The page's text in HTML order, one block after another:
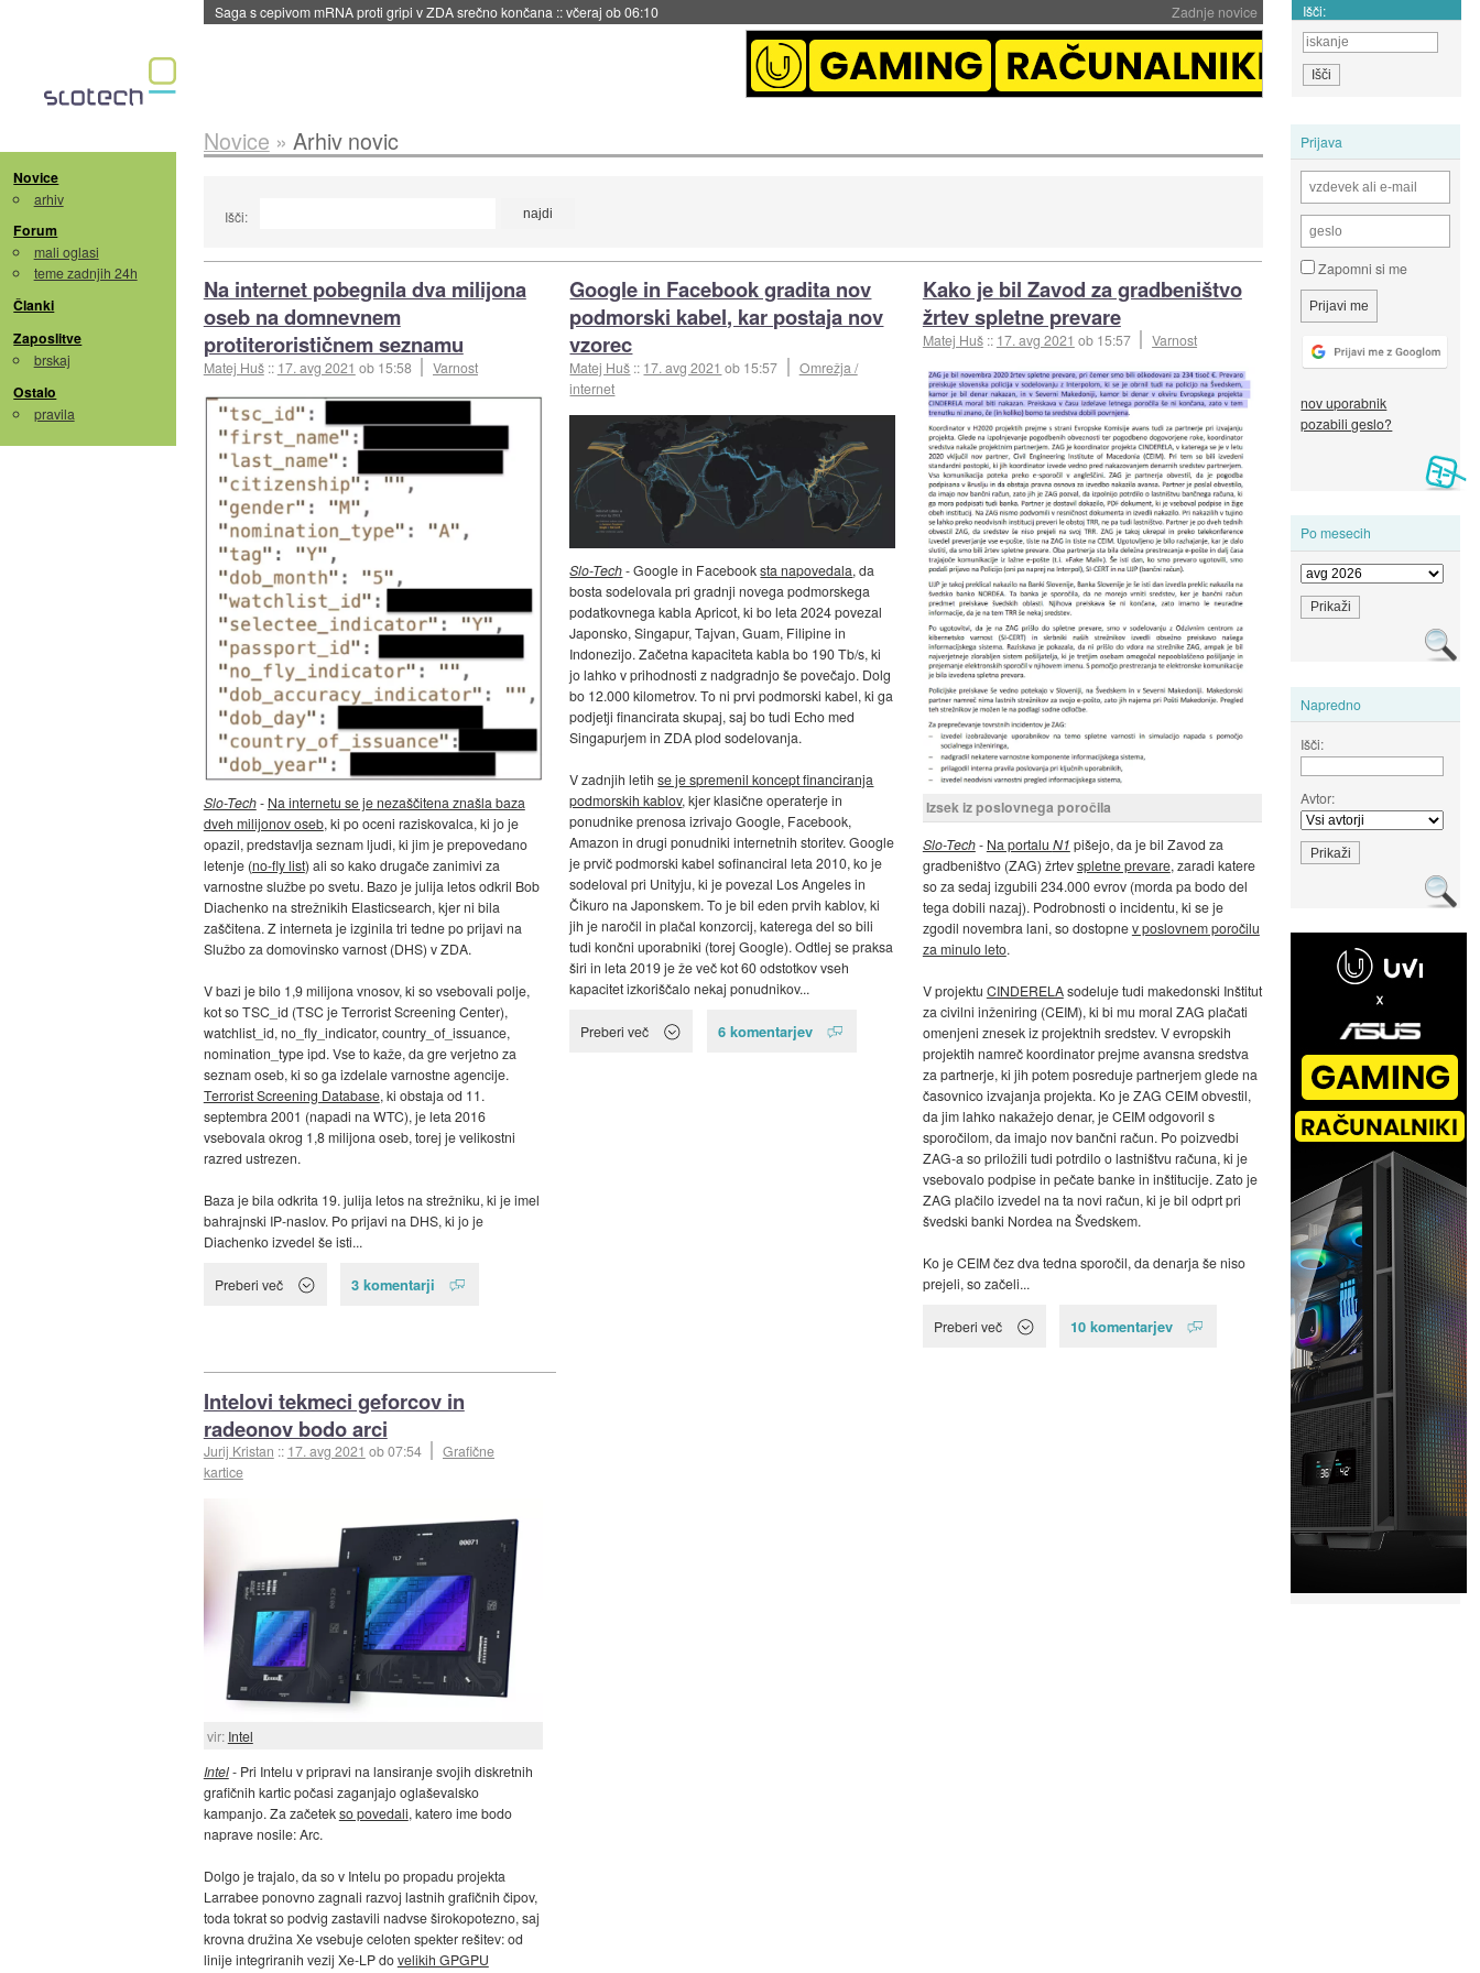
Zadnje novice
Saga s cepivom mRNA proti gripi v ZDA srečno končana ::včeraj ob 06:10 Išči:
Novice
arhiv
Forum
mali oglasi
teme zadnjih 24h
Članki
Zaposlitve
brskaj
Ostalo
pravila
Prijava
Zapomni si me
nov uporabnik
pozabili geslo?
Po mesecih
Napredno
Išči:
Avtor:
Novice » Arhiv novic
Išči:
Na internet pobegnila dva milijona
oseb na domnevnem
protiterorističnem seznamu
Matej Huš :: 17. avg 2021 ob 15:58 Varnost
Slo-Tech- Na internetu se je nezaščitena znašla baza
dveh milijonov oseb, ki po oceni raziskovalca, ki jo je
opazil, predstavlja seznam ljudi, ki jim je prepovedano
letenje (no-fly list) ali so kako drugače zanimivi za
varnostne službe po svetu. Bazo je julija letos odkril Bob
Diachenko na strežnikih Elasticsearch, kjer ni bila
zaščitena. Z interneta je izginila tri tedne po prijavi na
Službo za domovinsko varnost (DHS) v ZDA.
V bazi je bilo 1,9 milijona vnosov, ki so vsebovali polje,
kot so TSC_id (TSC je Terrorist Screening Center),
watchlist_id, no_fly_indicator, country_of_issuance,
nomination_type ipd. Vse to kaže, da gre verjetno za
seznam oseb, ki so ga izdelale varnostne agencije.
Terrorist Screening Database, ki obstaja od 11.
septembra 2001 (napadi na WTC), je leta 2016
vsebovala okrog 1,8 milijona oseb, torej je velikostni
razred ustrezen.
Baza je bila odkrita 19. julija letos na strežniku, ki je imel
bahrajnski IP-naslov. Po prijavi na DHS, ki jo je
Diachenko izvedel še isti...
Preberi več 3 komentarji
Google in Facebook gradita nov
podmorski kabel, kar postaja nov
vzorec
Matej Huš :: 17. avg 2021 ob 15:57
Omrežja /
internet
Slo-Tech- Google in Facebooksta napovedala, da
bosta sodelovala pri gradnji novega podmorskega
podatkovnega kabla Apricot, ki bo leta 2024 povezal
Japonsko, Singapur, Tajvan, Guam, Filipine in
Indonezijo. Začetna kapaciteta kabla bo 190 Tb/s, ki
jo lahko v prihodnosti z nadgradnjo še povečajo. Dolg
bo 12.000 kilometrov. To ni prvi podmorski kabel, ki ga
podjetji financirata skupaj, saj bo tudi Echo med
Singapurjem in ZDA plod sodelovanja.
V zadnjih letihse je spremenil koncept financiranja
podmorskih kablov, kjer klasične operaterje in
ponudnike prenosa izrivajo Google, Facebook,
Amazon in drugi ponudniki internetnih storitev. Google
je prvič podmorski kabel sofinanciral leta 2010, ko je
sodeloval pri Unityju, ki je povezal Los Angeles in
Čikuro na Japonskem. To je bil eden prvih kablov, ki
jih je naročil in plačal konzorcij, katerega del so bili
tudi končni uporabniki (torej Google). Odtlej se praksa
širi in leta 2019 je že več kot 60 odstotkov vseh
kapacitet izkoriščalo nekaj ponudnikov...
Preberi več 6 komentarjev
Kako je bil Zavod za gradbeništvo
žrtev spletne prevare
Matej Huš :: 17. avg 2021 ob 15:57 Varnost
Izsek iz poslovnega poročila
Slo-Tech- Na portalu N1 pišejo, da je bil Zavod za
gradbeništvo (ZAG) žrtevspletne prevare, zaradi katere
so za sedaj izgubili 234.000 evrov (morda pa bodo del
tega dobili nazaj). Podrobnosti o incidentu, ki se je
zgodil novembra lani, so dostopnev poslovnem poročilu
za minulo leto.
V projektu CINDERELAsodeluje tudi makedonski Inštitut
za civilni inženiring (CEIM), ki bi mu moral ZAG plačati
omenjeni znesek iz projektnih sredstev. V evropskih
projektih namreč koordinator prejme avansna sredstva
za partnerje, ki jih potem posreduje partnerjem glede na
časovnico izvajanja projekta. Ko je ZAG CEIM obvestil,
da jim lahko nakažejo denar, je CEIM odgovoril s
sporočilom, da imajo nov bančni račun. Po poizvedbi
ZAG-a so priložili tudi potrdilo o lastništvu računa, ki je
vsebovalo podpise in pečate banke in inštitucije. Zato je
ZAG plačilo izvedel na ta novi račun, ki je bil odprt pri
švedski banki Nordea na Švedskem.
Ko je CEIM čez dva tedna sporočil, da denarja še niso
prejeli, so začeli...
Preberi več 10 komentarjev
Intelovi tekmeci geforcov in
radeonov bodo arci
Jurij Kristan :: 17. avg 2021 ob 07:54
Grafične
kartice
vir: Intel
Intel- Pri Intelu v pripravi na lansiranje svojih diskretnih
grafičnih kartic počasi zaganjajo oglaševalsko
kampanjo. Za začetekso povedali, katero ime bodo
naprave nosile: Arc.
Dolgo je trajalo, da so v Intelu po propadu projekta
Larrabee ponovno zagnali razvoj lastnih grafičnih čipov,
toda tokrat so podvig zastavili nadvse širokopotezno, saj
krovna družina Xe vsebuje celoten spekter rešitev: od
linije integriranih vezij Xe-LP dovelikih GPGPU